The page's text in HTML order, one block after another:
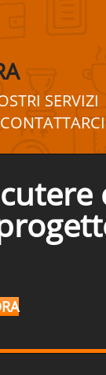
SERVIZI
CONTATTAR